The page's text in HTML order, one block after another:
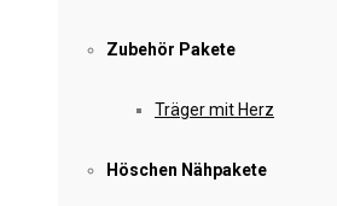
Zubehör Pakete
Träger mit Herz
Höschen Nähpakete